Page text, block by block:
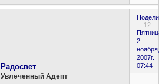
12
2
ноября,
2007г.
07:44
Радосвет
Увлеченный Адепт